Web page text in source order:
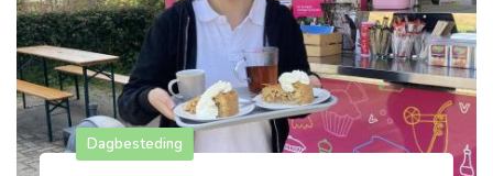
Dagbesteding